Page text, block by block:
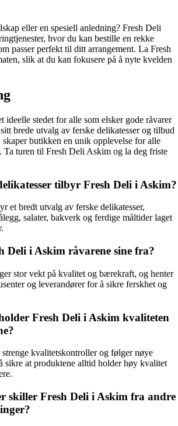
eller en spesiell anledning? Fresh Deli
hvor du kan bestille en rekke
passer perfekt til ditt arrangement. La Fresh
slik at du kan fokusere på å nyte kvelden
ideelle stedet for alle som elsker gode råvarer
brede utvalg av ferske delikatesser og tilbud
skaper butikken en unik opplevelse for alle
Ta turen til Fresh Deli Askim og la deg friste
tilbyr Fresh Deli i Askim?
et bredt utvalg av ferske delikatesser,
salater, bakverk og ferdige måltider laget
Deli i Askim råvarene sine fra?
stor vekt på kvalitet og bærekraft, og henter
og leverandører for å sikre ferskhet og
Fresh Deli i Askim kvaliteten
kvalitetskontroller og følger nøye
sikre at produktene alltid holder høy kvalitet
skiller Fresh Deli i Askim fra andre